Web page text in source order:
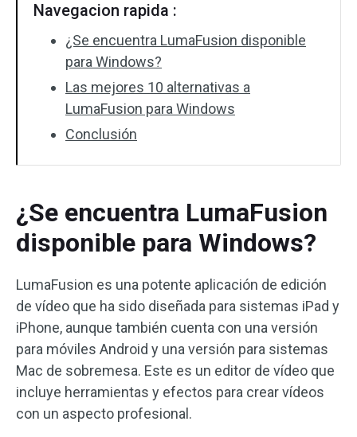
Navegacion rapida :
¿Se encuentra LumaFusion disponible
para Windows?
Las mejores 10 alternativas a
LumaFusion para Windows
Conclusión
¿Se encuentra LumaFusion
disponible para Windows?
LumaFusion es una potente aplicación de edición
de vídeo que ha sido diseñada para sistemas iPad y
iPhone, aunque también cuenta con una versión
para móviles Android y una versión para sistemas
Mac de sobremesa. Este es un editor de vídeo que
incluye herramientas y efectos para crear vídeos
con un aspecto profesional.